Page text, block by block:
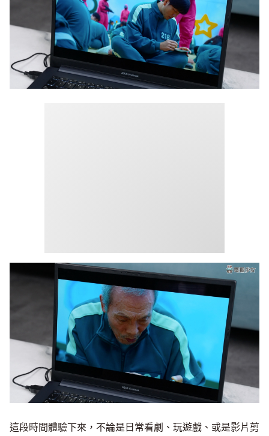
這段時間體驗下來，不論是日常看劇、玩遊戲、或是影片剪